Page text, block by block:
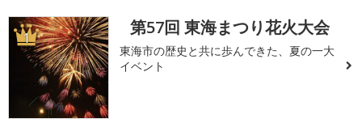
1 第57回 東海まつり花火大会
東海市の歴史と共に歩んできた、夏の一大
イベント